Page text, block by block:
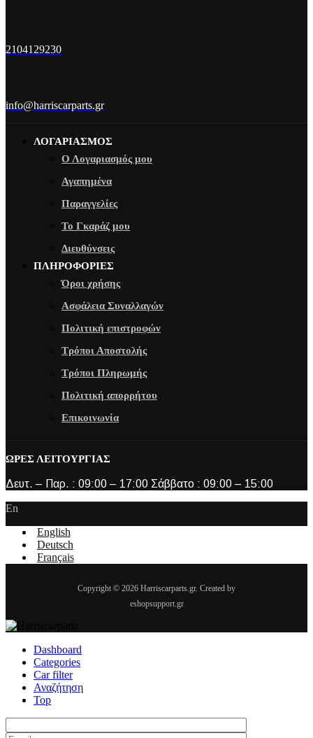
2104129230
info@harriscarparts.gr
ΛΟΓΑΡΙΑΣΜΟΣ
Ο Λογαριασμός μου
Αγαπημένα
Παραγγελίες
Το Γκαράζ μου
Διευθύνσεις
ΠΛΗΡΟΦΟΡΙΕΣ
Όροι χρήσης
Ασφάλεια Συναλλαγών
Πολιτική επιστροφών
Τρόποι Αποστολής
Τρόποι Πληρωμής
Πολιτική απορρήτου
Επικοινωνία
ΩΡΕΣ ΛΕΙΤΟΥΡΓΙΑΣ
Δευτ. – Παρ. : 09:00 – 17:00 Σάββατο : 09:00 – 15:00
En
English
Deutsch
Français
Copyright © 2026 Harriscarparts.gr. Created by
eshopsupport.gr
Dashboard
Categories
Car filter
Αναζήτηση
Top